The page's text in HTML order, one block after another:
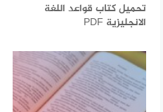
تحميل كتاب قواعد اللغة
الانجليزية PDF